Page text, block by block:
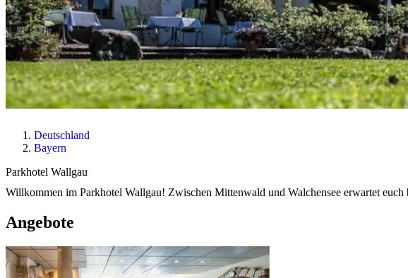
Deutschland
Bayern
Parkhotel Wallgau
Willkommen im Parkhotel Wallgau! Zwischen Mittenwald und Walchensee erwartet
Angebote